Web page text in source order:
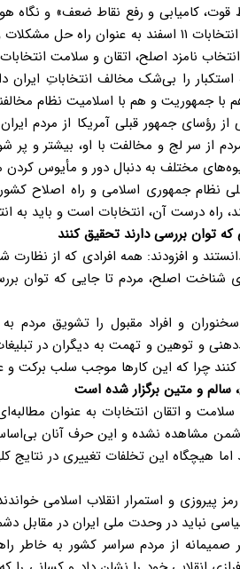
قوت، کامیابی و رفع نقاط ضعف» و نگاه
با تأکید بر اهمیت وحدت ملی و انتخابات ۱۱
نامزد اصلح، اتقان و سلامت انتخابات
را بی‌شک مخالف انتخاباتِ
با جمهوریت و هم با اسلامیت نظام
رؤسای جمهور قبلی آمریکا از مردم
از سر لج و مخالفت با او، بیشتر و
مختلف به دنبال دور و مأیوس کردن
نظام جمهوری اسلامی و راه اصلاح
درست آن، انتخابات است و باید به
توان بررسی دارند تحقیق کنند
و افزودند: همه افرادی که از نظارت
شناخت اصلح، مردم تا جایی که توان
و افراد مقبول را تشویق مردم
بددهنی و توهین و تهمت به دیگران در
کنند چرا که این کارها موجب سلب برکت
و متین برگزار شده است
و اتقان انتخابات به عنوان
دشمن مشاهده نشده و این حرف آنان
هیچگاه این تخلفات تغییری در نتایج
رمز پیروزی و استمرار انقلاب اسلامی
نباید در وحدت ملی ایران در مقابل